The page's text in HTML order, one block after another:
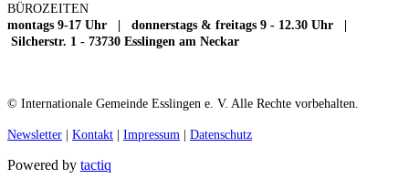
BÜROZEITEN
montags 9-17 Uhr | donnerstags & freitags 9 - 12.30 Uhr |
Silcherstr. 1 - 73730 Esslingen am Neckar
© Internationale Gemeinde Esslingen e. V. Alle Rechte vorbehalten.
Newsletter | Kontakt | Impressum | Datenschutz
Powered by tactiq